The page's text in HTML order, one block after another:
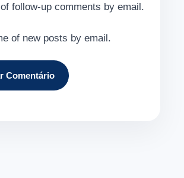
follow-up comments by email.
of new posts by email.